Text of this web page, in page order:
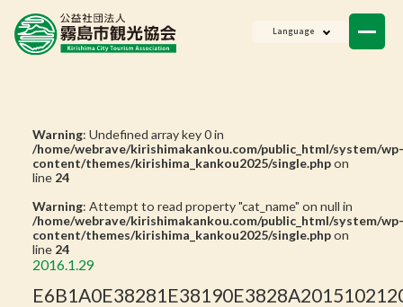
Language
Warning: Undefined array key 0 in
/home/webrave/kirishimakankou.com/public_html/system/wp-
content/themes/kirishima_kankou2025/single.phpon
line 24
Warning: Attempt to read property "cat_name" on null in
/home/webrave/kirishimakankou.com/public_html/system/wp-
content/themes/kirishima_kankou2025/single.phpon
line 24
2016.1.29